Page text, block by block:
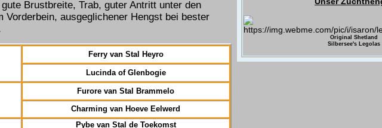
gute Brustbreite, Trab, guter Antritt unter den
Vorderbein, ausgeglichener Hengst bei bester
Ferry van Stal Heyro
Lucinda of Glenbogie
Furore van Stal Brammelo
Charming van Hoeve Eelwerd
Pybe van Stal de Toekomst
Original Shetland
Silbersee's Legolas